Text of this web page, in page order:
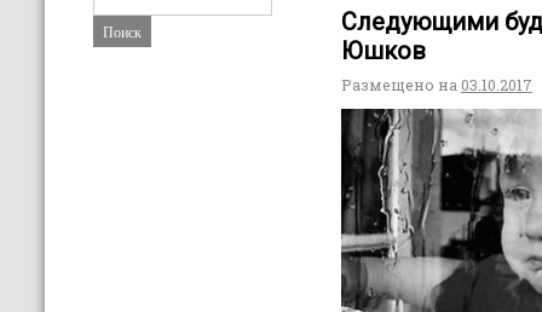
Следующими
Юшков
Размещено на 03.10.2017